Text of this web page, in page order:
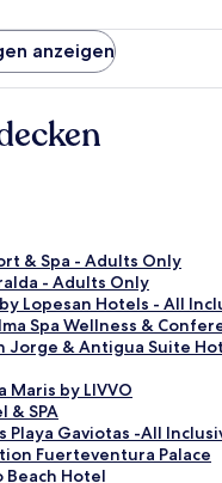
anzeigen
& Spa - Adults Only
- Adults Only
Lopesan Hotels - All
Spa Wellness &
Jorge & Antigua Suite
Maris by LIVVO
& SPA
Playa Gaviotas -All
Fuerteventura Palace
Beach Hotel